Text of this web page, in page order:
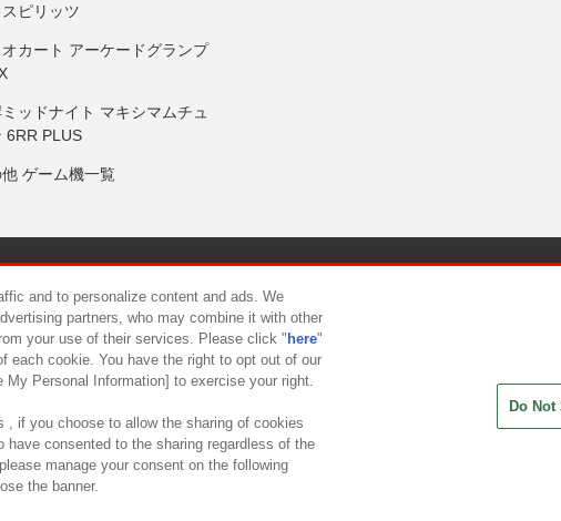
ピリッツ
カート アーケードグランプ
ッドナイト マキシマムチュ
6RR PLUS
ゲーム機一覧
について カスタマーハラスメント対応方針
and to personalize content and ads. We
partners, who may combine it with other
your use of their services. Please click " here"
each cookie. You have the right to opt out of our
Personal Information] to exercise your right.
, if you choose to allow the sharing of cookies
have consented to the sharing regardless of the
manage your consent on the following
the banner.
Do